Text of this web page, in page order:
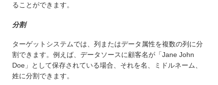
ることができます。
分割
ターゲットシステムでは、列またはデータ属性を複数の列に分
割できます。例えば、データソースに顧客名が「Jane John
Doe」として保存されている場合、それを名、ミドルネーム、
姓に分割できます。